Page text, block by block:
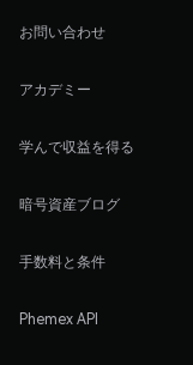
お問い合わせ
アカデミー
学んで収益を得る
暗号資産ブログ
手数料と条件
Phemex API